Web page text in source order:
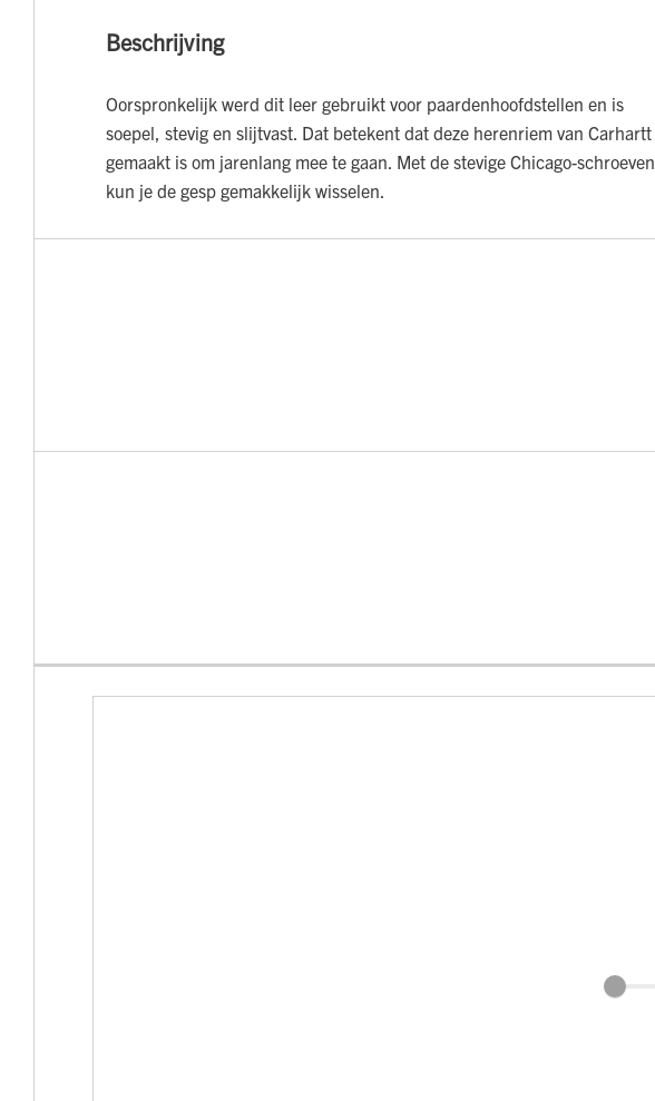
Beschrijving
Oorspronkelijk werd dit leer gebruikt voor paardenhoofdstellen en is
soepel, stevig en slijtvast. Dat betekent dat deze herenriem van Carhartt
gemaakt is om jarenlang mee te gaan. Met de stevige Chicago-schroeven
kun je de gesp gemakkelijk wisselen.